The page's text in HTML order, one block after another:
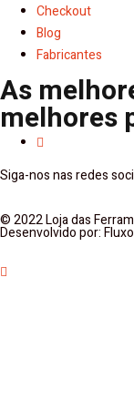
Checkout
Blog
Fabricantes
As
melhores
Siga-nos nas redes
© 2022 Loja das
Desenvolvido por: